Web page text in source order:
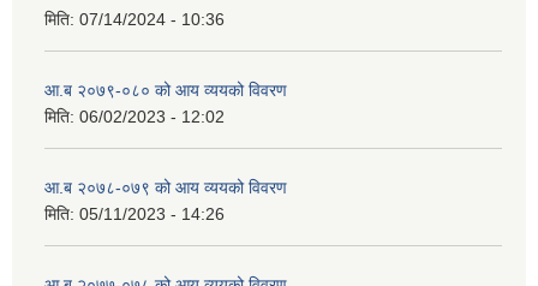
मिति: 07/14/2024 - 10:36
आ.ब २०७९-०८० को आय व्ययको विवरण
मिति: 06/02/2023 - 12:02
आ.ब २०७८-०७९ को आय व्ययको विवरण
मिति: 05/11/2023 - 14:26